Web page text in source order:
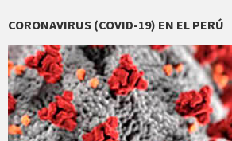
CORONAVIRUS (COVID-19) EN EL PERÚ